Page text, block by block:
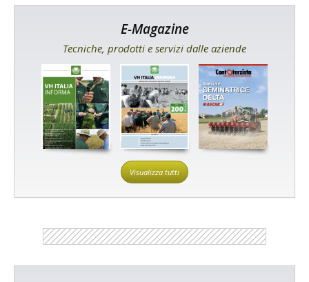
E-Magazine
Tecniche, prodotti e servizi dalle aziende
Visualizza tutti